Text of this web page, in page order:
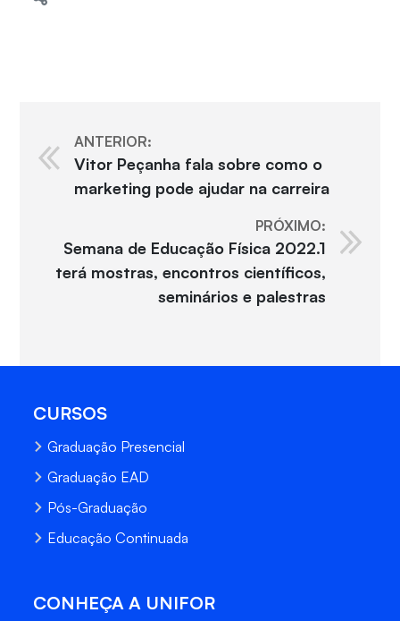
ANTERIOR:
Vitor Peçanha fala sobre como o
marketing pode ajudar na carreira
PRÓXIMO:
Semana de Educação Física 2022.1
terá mostras, encontros científicos,
seminários e palestras
CURSOS
Graduação Presencial
Graduação EAD
Pós-Graduação
Educação Continuada
CONHEÇA A UNIFOR